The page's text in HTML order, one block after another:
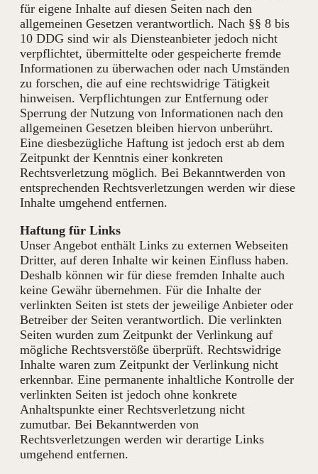
für eigene Inhalte auf diesen Seiten nach den
allgemeinen Gesetzen verantwortlich. Nach §§ 8 bis
10 DDG sind wir als Diensteanbieter jedoch nicht
verpflichtet, übermittelte oder gespeicherte fremde
Informationen zu überwachen oder nach Umständen
zu forschen, die auf eine rechtswidrige Tätigkeit
hinweisen. Verpflichtungen zur Entfernung oder
Sperrung der Nutzung von Informationen nach den
allgemeinen Gesetzen bleiben hiervon unberührt.
Eine diesbezügliche Haftung ist jedoch erst ab dem
Zeitpunkt der Kenntnis einer konkreten
Rechtsverletzung möglich. Bei Bekanntwerden von
entsprechenden Rechtsverletzungen werden wir diese
Inhalte umgehend entfernen.
Haftung für Links
Unser Angebot enthält Links zu externen Webseiten
Dritter, auf deren Inhalte wir keinen Einfluss haben.
Deshalb können wir für diese fremden Inhalte auch
keine Gewähr übernehmen. Für die Inhalte der
verlinkten Seiten ist stets der jeweilige Anbieter oder
Betreiber der Seiten verantwortlich. Die verlinkten
Seiten wurden zum Zeitpunkt der Verlinkung auf
mögliche Rechtsverstöße überprüft. Rechtswidrige
Inhalte waren zum Zeitpunkt der Verlinkung nicht
erkennbar. Eine permanente inhaltliche Kontrolle der
verlinkten Seiten ist jedoch ohne konkrete
Anhaltspunkte einer Rechtsverletzung nicht
zumutbar. Bei Bekanntwerden von
Rechtsverletzungen werden wir derartige Links
umgehend entfernen.